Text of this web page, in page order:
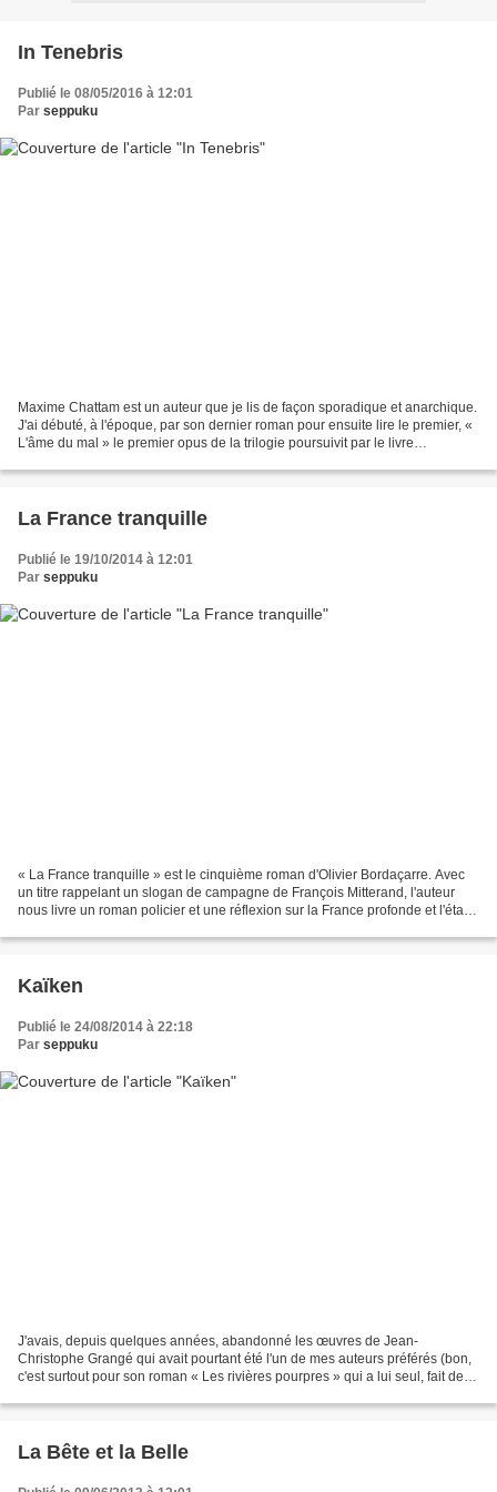
In Tenebris
Publié le 08/05/2016 à 12:01
Par seppuku
Maxime Chattam est un auteur que je lis de façon sporadique et anarchique.
J'ai débuté, à l'époque, par son dernier roman pour ensuite lire le premier, «
L'âme du mal » le premier opus de la trilogie poursuivit par le livre
La France tranquille
Publié le 19/10/2014 à 12:01
Par seppuku
« La France tranquille » est le cinquième roman d'Olivier Bordaçarre. Avec
un titre rappelant un slogan de campagne de François Mitterand, l'auteur
nous livre un roman policier et une réflexion sur la France profonde et l'état
Kaïken
Publié le 24/08/2014 à 22:18
Par seppuku
J'avais, depuis quelques années, abandonné les œuvres de Jean-
Christophe Grangé qui avait pourtant été l'un de mes auteurs préférés (bon,
c'est surtout pour son roman « Les rivières pourpres » qui a lui seul, fait de
La Bête et la Belle